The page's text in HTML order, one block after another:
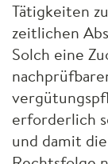
Tätigkeiten
zeitlichen
Solch eine
erforderlich
und damit